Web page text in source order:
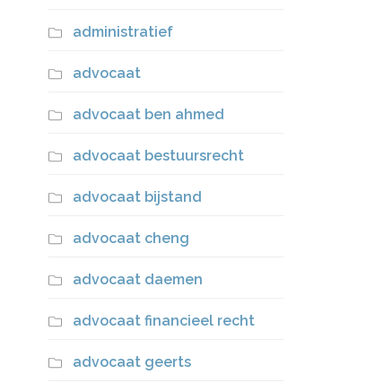
administratief
advocaat
advocaat ben ahmed
advocaat bestuursrecht
advocaat bijstand
advocaat cheng
advocaat daemen
advocaat financieel recht
advocaat geerts